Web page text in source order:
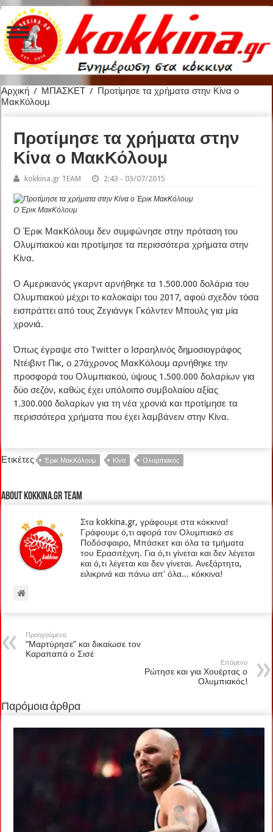
Αρχική / ΜΠΑΣΚΕΤ / Προτίμησε τα χρήματα στην Κίνα ο
ΜακKόλουμ
Προτίμησε τα χρήματα στην
Κίνα ο ΜακKόλουμ
kokkina.gr TEAM 2:43 - 03/07/2015
Ο Έρικ ΜακΚόλουμ
Ο Έρικ ΜακΚόλουμ δεν συμφώνησε στην πρόταση του
Ολυμπιακού και προτίμησε τα περισσότερα χρήματα στην
Κίνα.
Ο Αμερικανός γκαρντ αρνήθηκε τα 1.500.000 δολάρια του
Ολυμπιακού μέχρι το καλοκαίρι του 2017, αφού σχεδόν τόσα
εισπράττει από τους Ζεγιάνγκ Γκόλντεν Μπουλς για μία
χρονιά.
Όπως έγραψε στο Twitter ο Ισραηλινός δημοσιογράφος
Ντέιβιντ Πικ, ο 27άχρονος ΜακΚόλουμ αρνήθηκε την
προσφορά του Ολυμπιακού, ύψους 1.500.000 δολαρίων για
δύο σεζόν, καθώς έχει υπόλοιπο συμβολαίου αξίας
1.300.000 δολαρίων για τη νέα χρονιά και προτίμησε τα
περισσότερα χρήματα που έχει λαμβάνειν στην Κίνα.
Ετικέτες Έρικ ΜακΚόλουμ Κίνα Ολυμπιακός
About kokkina.gr TEAM
Στα kokkina.gr, γράφουμε στα κόκκινα!
Γράφουμε ό,τι αφορά τον Ολυμπιακό σε
Ποδόσφαιρο, Μπάσκετ και όλα τα τμήματα
του Ερασιτέχνη. Για ό,τι γίνεται και δεν λέγεται
και ό,τι λέγεται και δεν γίνεται. Ανεξάρτητα,
ειλικρινά και πάνω απ' όλα... κόκκινα!
Προηγούμενο
“Μαρτύρησε” και δικαίωσε τον
Καραπαπά ο Σισέ
Επόμενο
Ρώτησε και για Χουέρτας ο
Ολυμπιακός!
Παρόμοια άρθρα